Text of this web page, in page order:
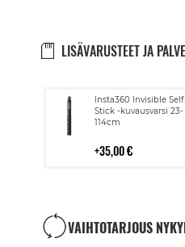
LISÄVARUSTEET JA
Insta360 Invisible
Stick -kuvausvarsi 23-
114cm
35,00 €
Lisää
ostoskoriin
VAIHTOTARJOUS